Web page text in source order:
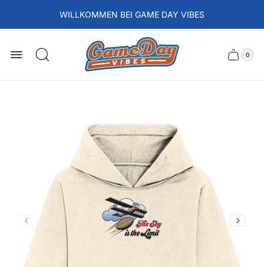
WILLKOMMEN BEI GAME DAY VIBES
Laden-
Logo
0